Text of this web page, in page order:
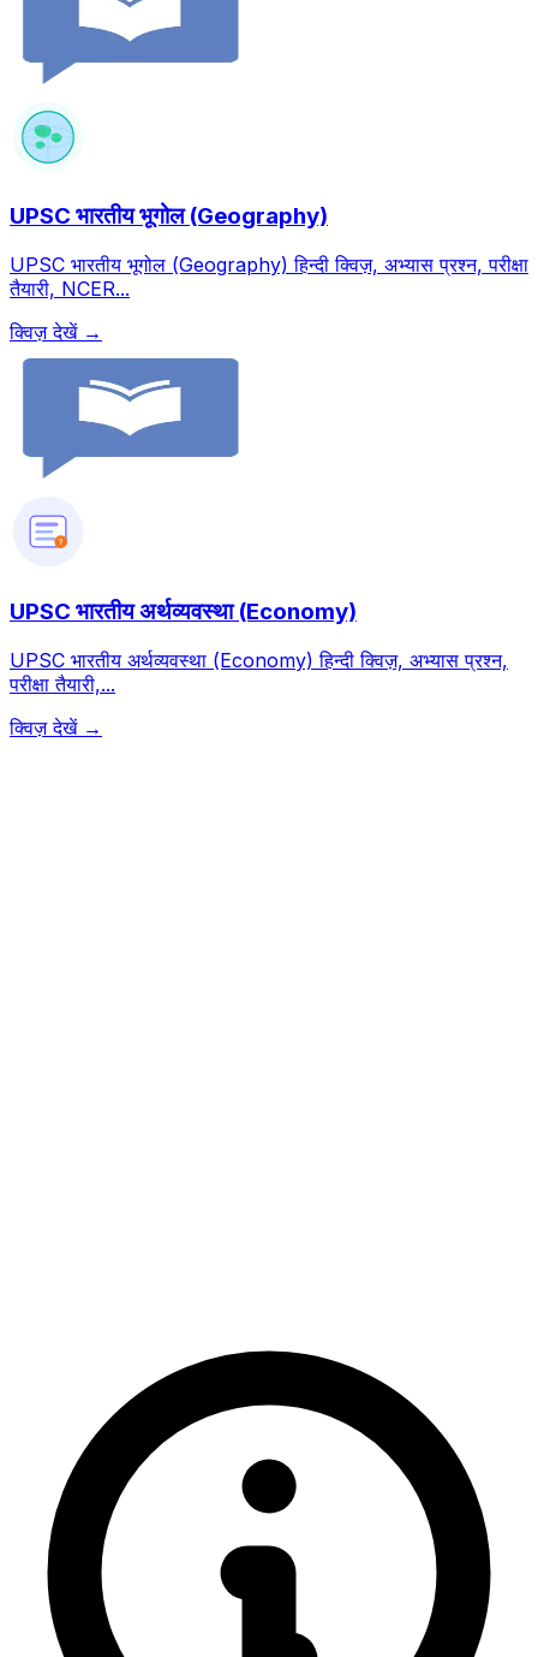
UPSC भारतीय भूगोल (Geography)
UPSC भारतीय भूगोल (Geography) हिन्दी क्विज़, अभ्यास प्रश्न, परीक्षा
तैयारी, NCER...
क्विज़ देखें →
?
UPSC भारतीय अर्थव्यवस्था (Economy)
UPSC भारतीय अर्थव्यवस्था (Economy) हिन्दी क्विज़, अभ्यास प्रश्न,
परीक्षा तैयारी,...
क्विज़ देखें →